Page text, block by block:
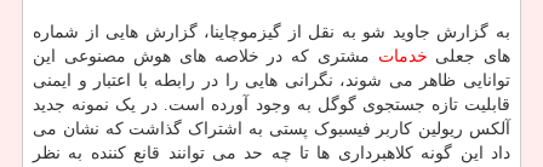
به گزارش جاوید شو به نقل از گیزموچاینا، گزارش هایی از شماره
های جعلی خدمات مشتری که در خلاصه های هوش مصنوعی این
توانایی ظاهر می شوند، نگرانی هایی را در رابطه با اعتبار و ایمنی
قابلیت تازه جستجوی گوگل به وجود آورده است. در یک نمونه جدید
آلکس ریولین کاربر فیسبوک پستی به اشتراک گذاشت که نشان می
داد این گونه کلاهبرداری ها تا چه حد می توانند قانع کننده به نظر